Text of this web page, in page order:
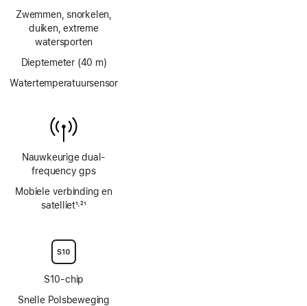
Zwemmen, snorkelen,
duiken, extreme
watersporten
Dieptemeter (40 m)
Watertemperatuursensor
Nauwkeurige dual-
frequency gps
Mobiele verbinding en
satelliet1 ,21
S10‑chip
Snelle Polsbeweging